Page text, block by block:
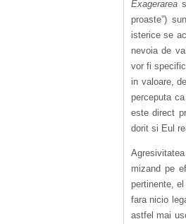
Exagerarea
proaste”)
isterice se
nevoia de
vor fi
in valoare,
perceputa
este direct
dorit si Eul
mizand pe
pertinente,
fara nicio
astfel mai